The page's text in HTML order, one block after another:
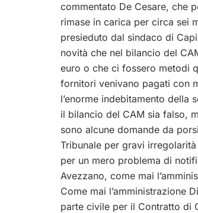
commentato De Cesare, che
rimase in carica per circa sei
presieduto dal sindaco di
novità che nel bilancio del
euro o che ci fossero metodi
fornitori venivano pagati con
l’enorme indebitamento della
il bilancio del CAM sia falso,
sono alcune domande da
Tribunale per gravi
per un mero problema di
Avezzano, come mai
Come mai l’amministrazione
parte civile per il Contratto di